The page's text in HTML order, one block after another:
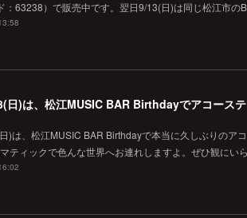
：63238）で販売中です。翌日9/13(日)は同じ松江市
日)は、松江MUSIC BAR Birthdayでアコース
)は、松江MUSIC BAR Birthdayで本当に久しぶりのア
ティックで色んな世界へお連れしますよ。ぜひ観に